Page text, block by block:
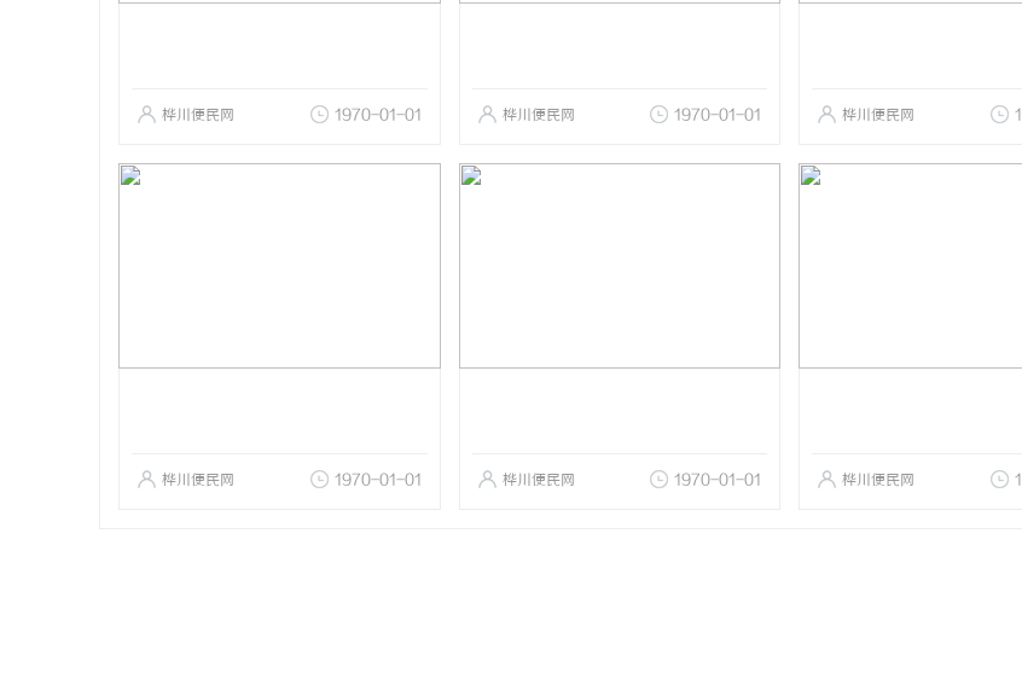
桦川便民网 1970-01-01 桦川便民网 1970-01-01 桦川便民网
桦川便民网 1970-01-01 桦川便民网 1970-01-01 桦川便民网